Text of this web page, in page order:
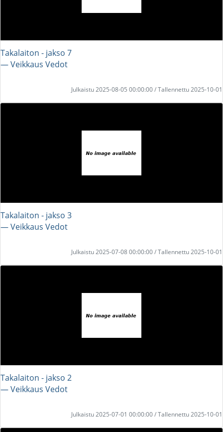
Takalaiton - jakso 7
― Veikkaus Vedot
Julkaistu 2025-08-05 00:00:00 / Tallennettu 2025-10-01
Takalaiton - jakso 3
― Veikkaus Vedot
Julkaistu 2025-07-08 00:00:00 / Tallennettu 2025-10-01
Takalaiton - jakso 2
― Veikkaus Vedot
Julkaistu 2025-07-01 00:00:00 / Tallennettu 2025-10-01